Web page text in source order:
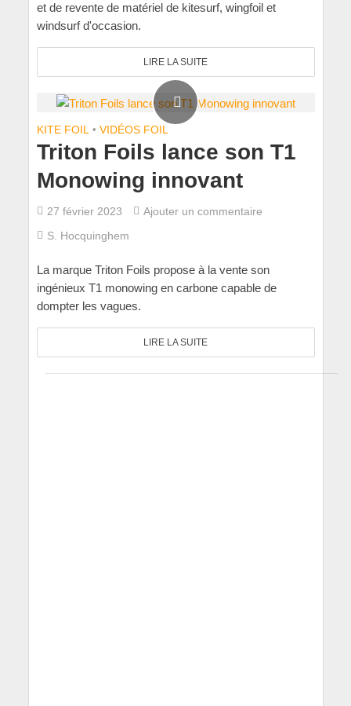
et de revente de matériel de kitesurf, wingfoil et
windsurf d'occasion.
LIRE LA SUITE
KITE FOIL • VIDÉOS FOIL
Triton Foils lance son T1
Monowing innovant
27 février 2023
Ajouter un commentaire
S. Hocquinghem
La marque Triton Foils propose à la vente son
ingénieux T1 monowing en carbone capable de
dompter les vagues.
LIRE LA SUITE